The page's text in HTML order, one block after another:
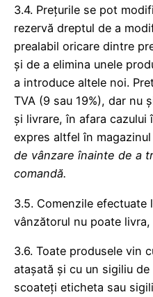
3.4. Prețurile se pot
rezervă dreptul de a
prealabil oricare dintre
și de a elimina unele
a introduce altele noi.
TVA (9 sau 19%), dar nu
și livrare, în afara
expres altfel în
de vânzare înainte de a
comandă.
3.5. Comenzile efectuate
vânzătorul nu poate
3.6. Toate produsele vin
atașată și cu un sigiliu
scoateți eticheta sau